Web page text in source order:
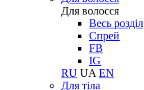
Для волосся
Весь розділ
Спрей
FB
IG
RU UA EN
Для тіла